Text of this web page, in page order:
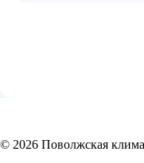
© 2026 Поволжская